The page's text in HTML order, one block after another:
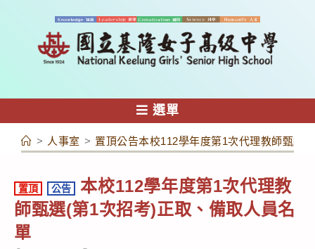
容
選單
> 人事室 > 置頂公告本校112學年度第1次代理教師甄選(
置頂 公告
本校112學年度第1次代理教
師甄選(第1次招考)正取、備取人員名
單